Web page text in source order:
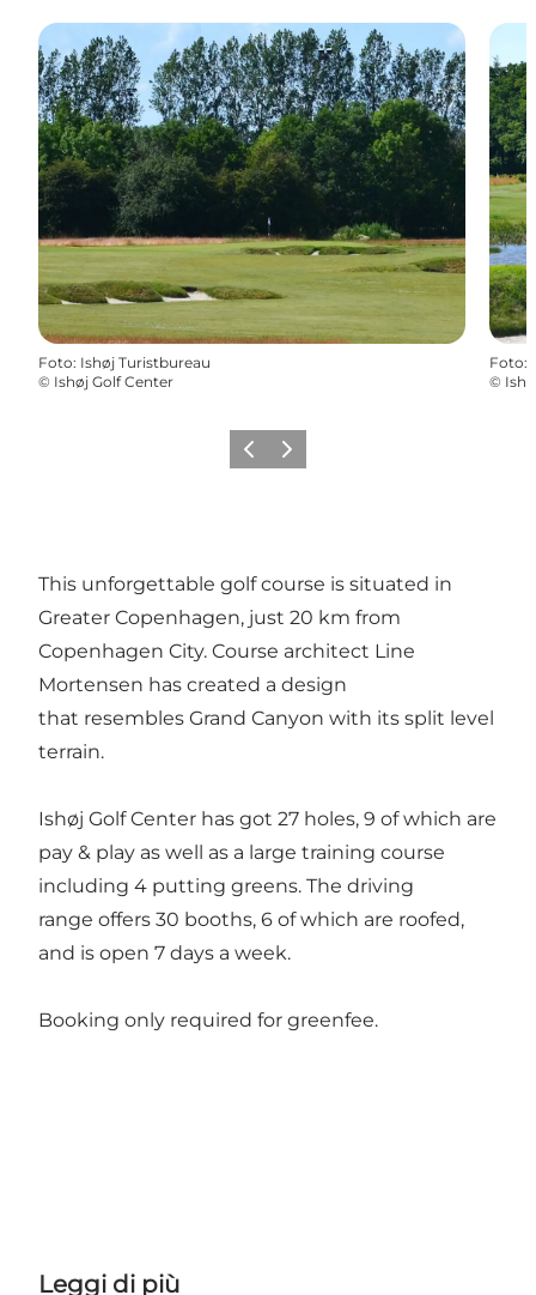
Foto: Ishøj Turistbureau
© Ishøj Golf Center
Foto:
©
Precedente
Avanti
This unforgettable golf course is situated in
Greater Copenhagen, just 20 km from
Copenhagen City. Course architect Line
Mortensen has created a design
that resembles Grand Canyon with its split level
terrain.
Ishøj Golf Center has got 27 holes, 9 of which are
pay & play as well as a large training course
including 4 putting greens. The driving
range offers 30 booths, 6 of which are roofed,
and is open 7 days a week.
Booking only required for greenfee.
Leggi di più